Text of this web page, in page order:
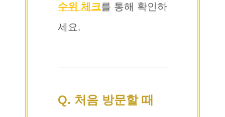
수위 체크를 통해 확인하
세요.
Q. 처음 방문할 때